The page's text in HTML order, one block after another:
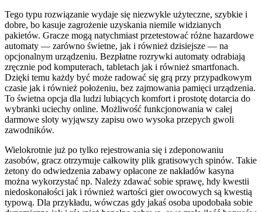
Tego typu rozwiązanie wydaje się niezwykle użyteczne, szybkie i
dobre, bo kasuje zagrożenie uzyskania niemile widzianych
pakietów. Gracze mogą natychmiast przetestować różne hazardowe
automaty — zarówno świetne, jak i również dzisiejsze — na
opcjonalnym urządzeniu. Bezpłatne rozrywki automaty odrabiają
zręcznie pod komputerach, tabletach jak i również smartfonach.
Dzięki temu każdy być może radować się grą przy przypadkowym
czasie jak i również położeniu, bez zajmowania pamięci urządzenia.
To świetna opcja dla ludzi lubiących komfort i prostotę dotarcia do
wybranki uciechy online. Możliwość funkcjonowania w całej
darmowe sloty wyjąwszy zapisu owo wysoka przepych gwoli
zawodników.
Wielokrotnie już po tylko rejestrowania się i zdeponowaniu
zasobów, gracz otrzymuje całkowity plik gratisowych spinów. Takie
żetony do odwiedzenia zabawy opłacone ze nakładów kasyna
można wykorzystać np. Należy zdawać sobie sprawę, hdy kwestii
niedoskonałości jak i również wartości gier owocowych są kwestią
typową. Dla przykładu, wówczas gdy jakaś osoba upodobała sobie